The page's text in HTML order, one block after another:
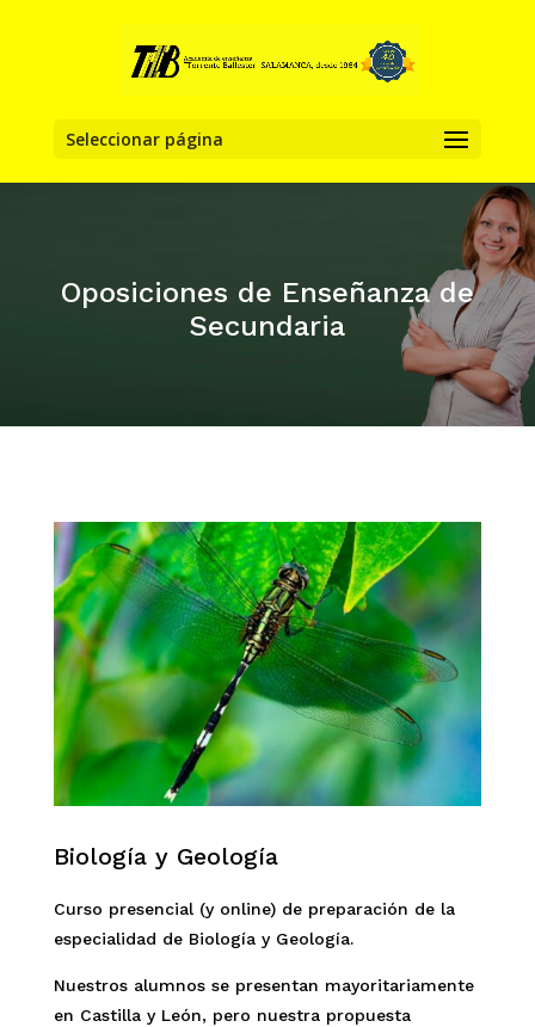
Seleccionar página
Oposiciones de Enseñanza de
Secundaria
Biología y Geología
Curso presencial (y online) de preparación de la
especialidad de Biología y Geología.
Nuestros alumnos se presentan mayoritariamente
en Castilla y León, pero nuestra propuesta